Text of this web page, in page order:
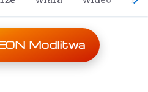
Modlitwa